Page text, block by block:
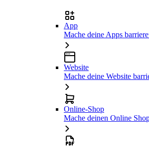
App
Mache deine Apps
Website
Mache deine Website
Online-Shop
Mache deinen Online